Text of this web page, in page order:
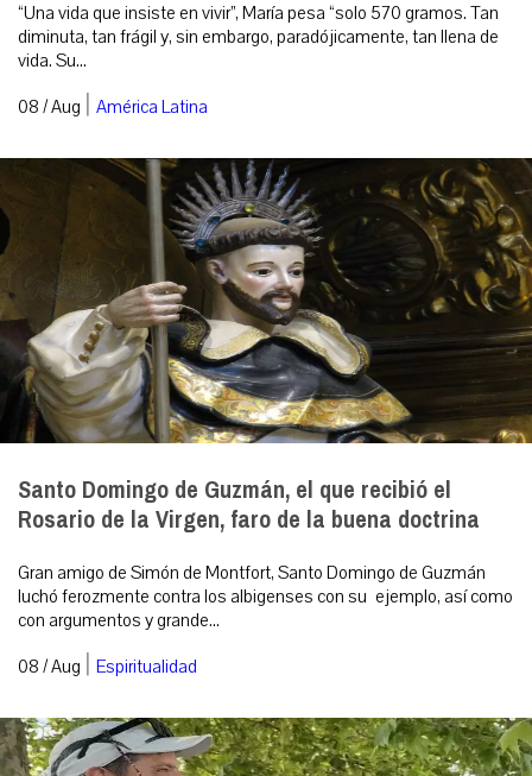
“Una vida que insiste en vivir”, María pesa “solo 570 gramos. Tan
diminuta, tan frágil y, sin embargo, paradójicamente, tan llena de
vida. Su...
08 / Aug | América Latina
Santo Domingo de Guzmán, el que recibió el
Rosario de la Virgen, faro de la buena doctrina
Gran amigo de Simón de Montfort, Santo Domingo de Guzmán
luchó ferozmente contra los albigenses con su ejemplo, así como
con argumentos y grande...
08 / Aug | Espiritualidad